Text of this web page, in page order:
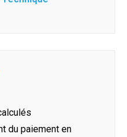
du paiement en